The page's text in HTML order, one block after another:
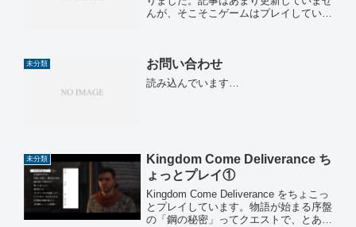
んが、そこそこゲームはプレイしていま
みなので、...
未分類 お問い合わせ
読み込んでいます…
未分類
Kingdom Come Deliverance ち
ょっとプレイ①
Kingdom Come Deliverance をちょこっ
とプレイしています。物語が始まる序盤
の「鋼の秘密」ってクエストで、とある